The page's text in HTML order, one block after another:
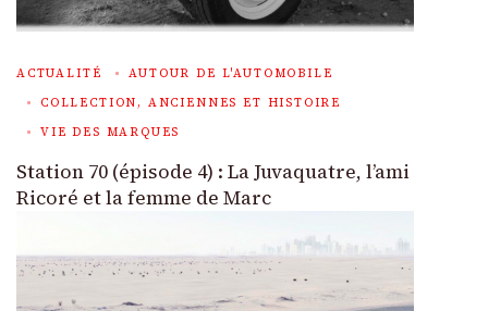
ACTUALITÉ
AUTOUR DE L'AUTOMOBILE
COLLECTION, ANCIENNES ET HISTOIRE
VIE DES MARQUES
Station 70 (épisode 4) : La Juvaquatre, l’ami
Ricoré et la femme de Marc